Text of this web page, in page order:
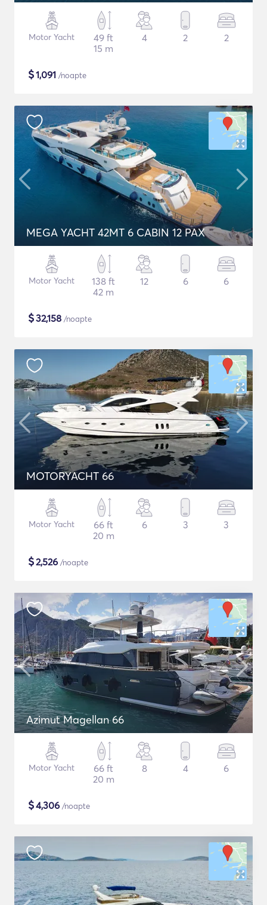
Motor Yacht
49 ft
15 m
4 2 2
$1,091 /noapte
MEGA YACHT 42MT 6 CABIN 12 PAX
Motor Yacht
138 ft
42 m
12 6 6
$32,158 /noapte
MOTORYACHT 66
Motor Yacht
66 ft
20 m
6 3 3
$2,526 /noapte
Azimut Magellan 66
Motor Yacht
66 ft
20 m
8 4 6
$4,306 /noapte